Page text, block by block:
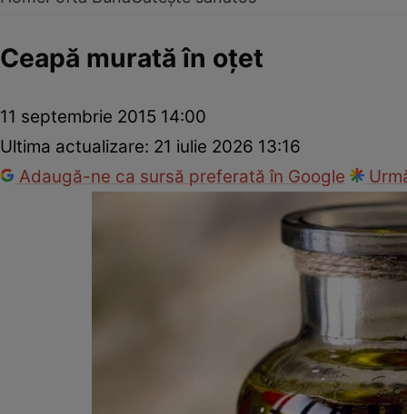
Ceapă murată în oţet
11 septembrie 2015 14:00
Ultima actualizare: 21 iulie 2026 13:16
Adaugă-ne ca sursă preferată în Google